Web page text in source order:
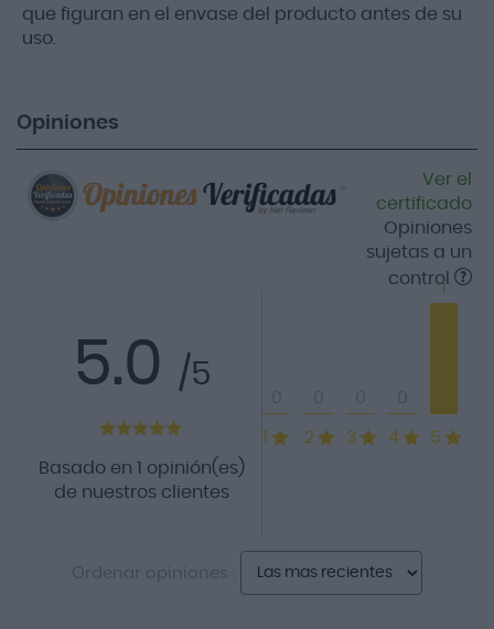
que figuran en el envase del producto antes de su
uso.
Opiniones
Ver el
certificado
Opiniones
sujetas a un
control
5.0 /5
Basado en 1 opinión(es)
de nuestros clientes
1 2 3 4 5
1
Ordenar opiniones :